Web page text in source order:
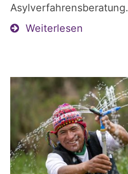
Asylverfahrensberatung.
Weiterlesen